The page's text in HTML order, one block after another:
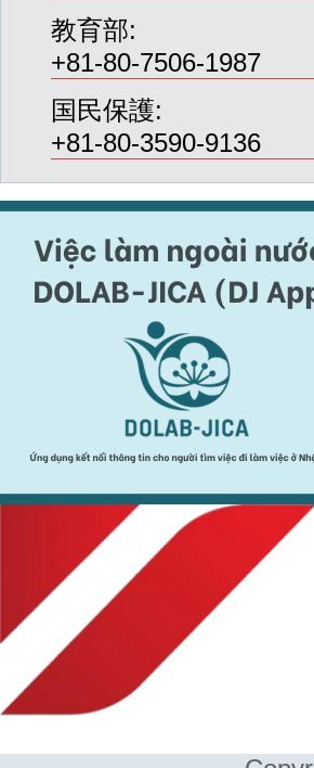
教育部:
+81-80-7506-1987
国民保護:
+81-80-3590-9136